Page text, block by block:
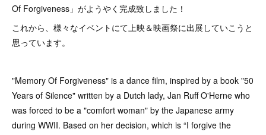
Of Forgiveness」がようやく完成致しました！
これから、様々なイベントにて上映＆映画祭に出展していこうと
思っています。
"Memory Of Forgiveness" is a dance film, inspired by a book "50
Years of Silence" written by a Dutch lady, Jan Ruff O'Herne who
was forced to be a "comfort woman" by the Japanese army
during WWII. Based on her decision, which is “I forgive the